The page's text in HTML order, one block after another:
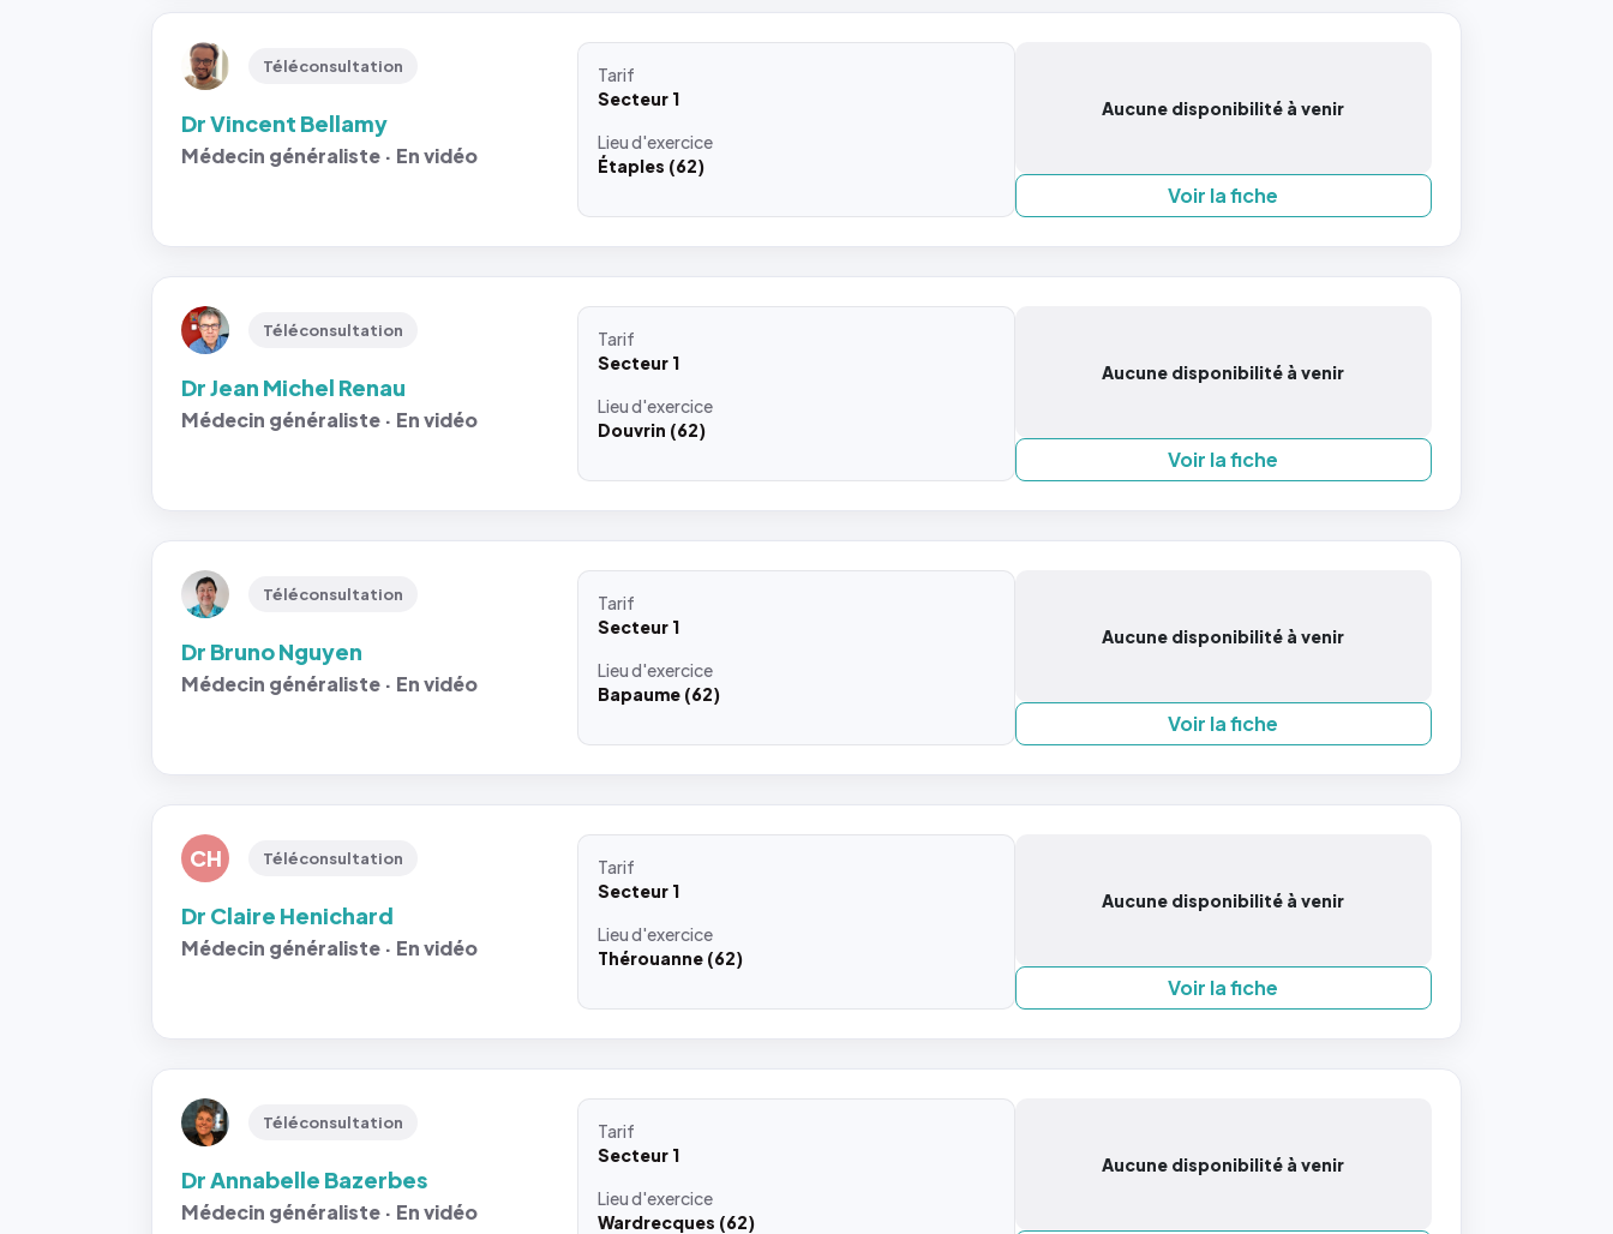
Téléconsultation
Dr Vincent Bellamy
Médecin généraliste · En vidéo
Tarif
Secteur 1
Lieud'exercice
Étaples (62)
Aucune disponibilité à venir
Voir la fiche
Téléconsultation
Dr Jean Michel Renau
Médecin généraliste · En vidéo
Tarif
Secteur 1
Lieud'exercice
Douvrin (62)
Aucune disponibilité à venir
Voir la fiche
Téléconsultation
Dr Bruno Nguyen
Médecin généraliste · En vidéo
Tarif
Secteur 1
Lieud'exercice
Bapaume (62)
Aucune disponibilité à venir
Voir la fiche
CH Téléconsultation
Dr Claire Henichard
Médecin généraliste · En vidéo
Tarif
Secteur 1
Lieud'exercice
Thérouanne (62)
Aucune disponibilité à venir
Voir la fiche
Téléconsultation
Dr Annabelle Bazerbes
Médecin généraliste · En vidéo
Tarif
Secteur 1
Lieud'exercice
Wardrecques (62)
Aucune disponibilité à venir